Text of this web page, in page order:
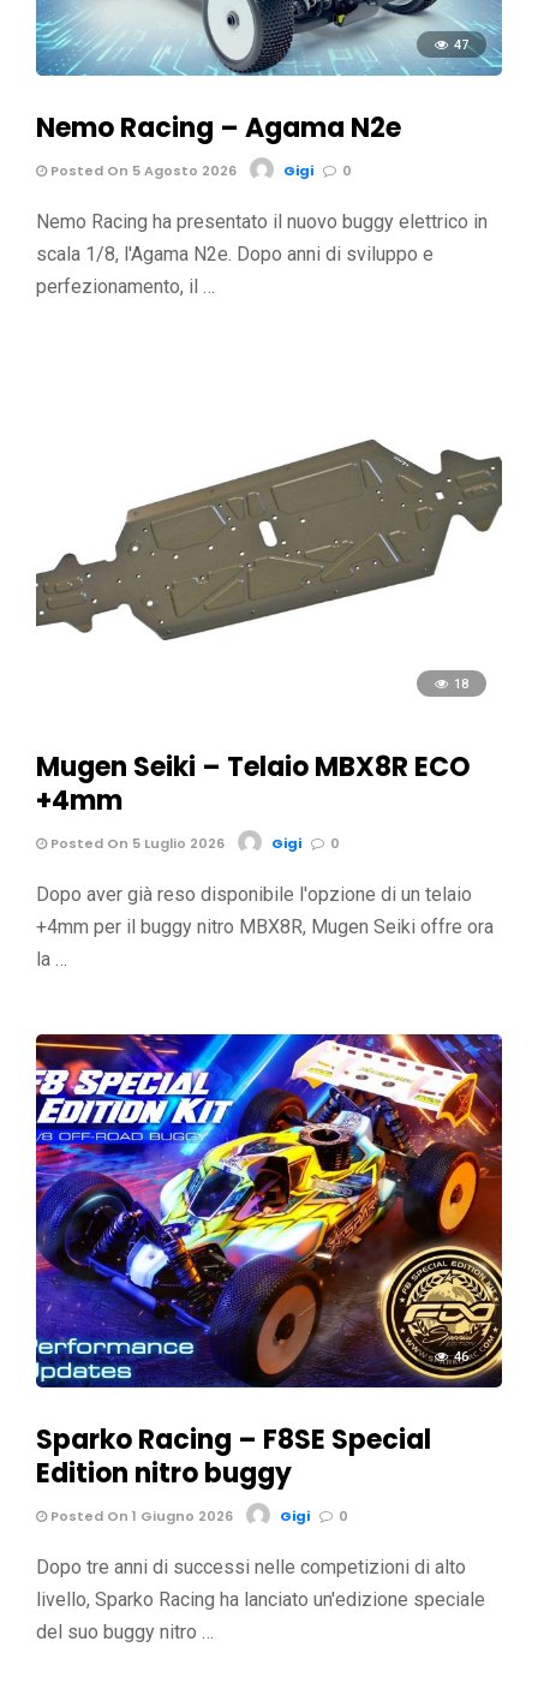
47
Nemo Racing – Agama N2e
Posted On 5 Agosto 2026 Gigi 0
Nemo Racing ha presentato il nuovo buggy elettrico in
scala 1/8, l'Agama N2e. Dopo anni di sviluppo e
perfezionamento, il …
18
Mugen Seiki – Telaio MBX8R ECO
+4mm
Posted On 5 Luglio 2026 Gigi 0
Dopo aver già reso disponibile l'opzione di un telaio
+4mm per il buggy nitro MBX8R, Mugen Seiki offre ora
la …
46
Sparko Racing – F8SE Special
Edition nitro buggy
Posted On 1 Giugno 2026 Gigi 0
Dopo tre anni di successi nelle competizioni di alto
livello, Sparko Racing ha lanciato un'edizione speciale
del suo buggy nitro …